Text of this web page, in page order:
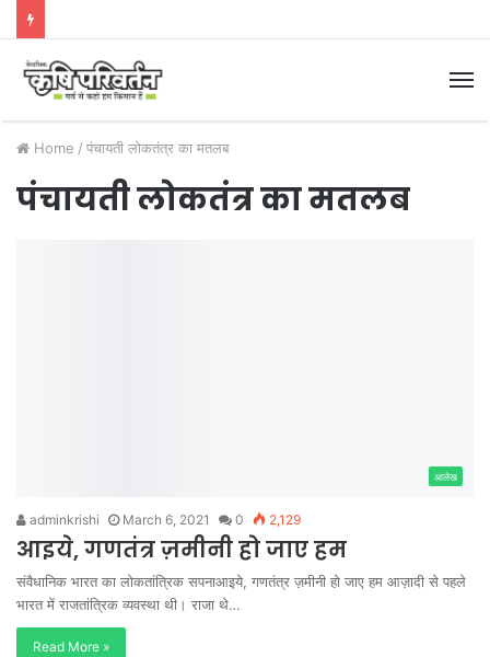
Home / पंचायती लोकतंत्र का मतलब
पंचायती लोकतंत्र का मतलब
आलेख
adminkrishi March 6, 2021 0 2,129
आइये, गणतंत्र ज़मीनी हो जाए हम
संवैधानिक भारत का लोकतांत्रिक सपनाआइये, गणतंत्र ज़मीनी हो जाए हम आज़ादी से पहले
भारत में राजतांत्रिक व्यवस्था थी। राजा थे…
Read More »